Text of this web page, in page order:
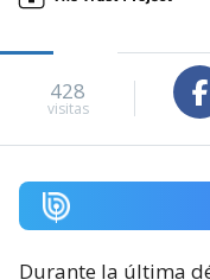
428
visitas
Durante la última